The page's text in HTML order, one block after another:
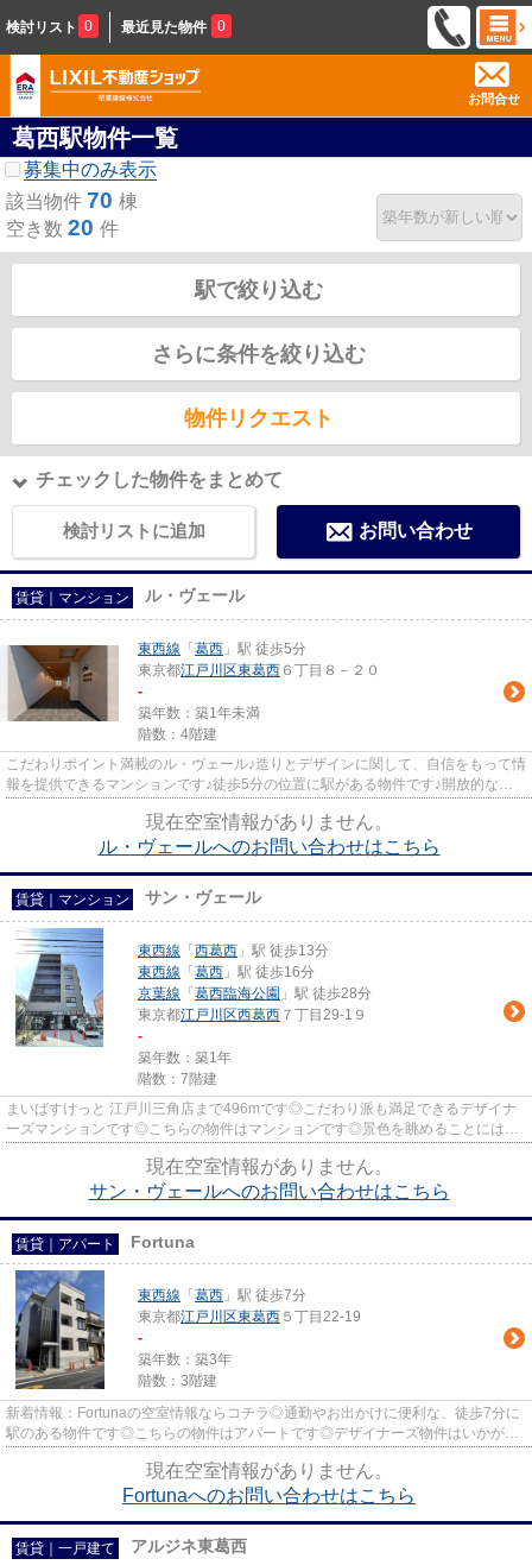
検討リスト 0 最近見た物件 0
お問合せ
葛西駅物件一覧
募集中のみ表示
該当物件 70 棟
空き数 20 件
駅で絞り込む
さらに条件を絞り込む
物件リクエスト
チェックした物件をまとめて
検討リストに追加 お問い合わせ
賃貸｜マンション ル・ヴェール
東西線 「 葛西 」駅 徒歩5分
東京都江戸川区東葛西 ６丁目８－２０
-
築年数：築1年未満
階数：4階建
こだわりポイント満載のル・ヴェール♪造りとデザインに関して、自信をもって情
報を提供できるマンションです♪徒歩5分の位置に駅がある物件です♪開放的な空
現在空室情報がありません。
ル・ヴェールへのお問い合わせはこちら
賃貸｜マンション サン・ヴェール
東西線 「 西葛西 」駅 徒歩13分
東西線 「 葛西 」駅 徒歩16分
京葉線 「 葛西臨海公園 」駅 徒歩28分
東京都江戸川区西葛西 ７丁目29-1９
-
築年数：築1年
階数：7階建
まいばすけっと 江戸川三角店まで496mです◎こだわり派も満足できるデザイナ
ーズマンションです◎こちらの物件はマンションです◎景色を眺めることには心
現在空室情報がありません。
サン・ヴェールへのお問い合わせはこちら
賃貸｜アパート Fortuna
東西線 「 葛西 」駅 徒歩7分
東京都江戸川区東葛西 ５丁目22-19
-
築年数：築3年
階数：3階建
新着情報：Fortunaの空室情報ならコチラ◎通勤やお出かけに便利な、徒歩7分に
駅のある物件です◎こちらの物件はアパートです◎デザイナーズ物件はいかがで
現在空室情報がありません。
Fortunaへのお問い合わせはこちら
賃貸｜一戸建て アルジネ東葛西